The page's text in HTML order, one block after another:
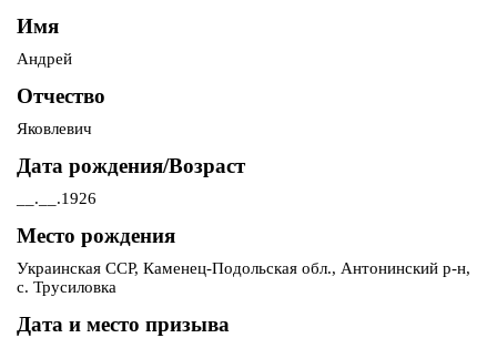
Имя
Андрей
Отчество
Яковлевич
Дата рождения/Возраст
__.__.1926
Место рождения
Украинская ССР, Каменец-Подольская обл., Антонинский р-н,
с. Трусиловка
Дата и место призыва